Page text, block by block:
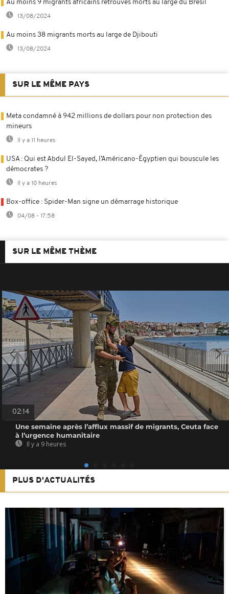
Au moins 9 migrants africains retrouvés morts au large du Brésil
13/08/2024
Au moins 38 migrants morts au large de Djibouti
13/08/2024
SUR LE MÊME PAYS
Meta condamné à 942 millions de dollars pour non protection des
mineurs
Il y a 11 heures
USA : Qui est Abdul El-Sayed, l’Américano-Égyptien qui bouscule les
démocrates ?
Il y a 10 heures
Box-office : Spider-Man signe un démarrage historique
04/08 - 17:58
SUR LE MÊME THÈME
02:14
Une semaine après l’afflux massif de migrants, Ceuta face
à l’urgence humanitaire
Il y a 9 heures
PLUS D'ACTUALITÉS